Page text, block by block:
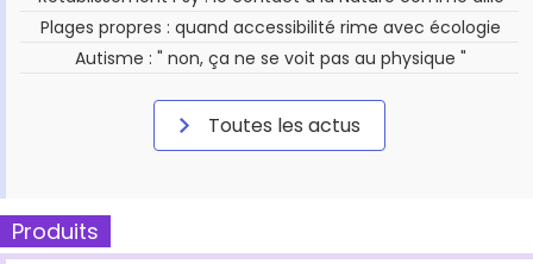
Plages propres : quand accessibilité rime avec écologie
Autisme : " non, ça ne se voit pas au physique "
Toutes les actus
Produits